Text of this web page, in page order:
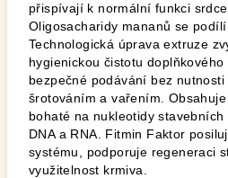
přispívají k normální funkci
Oligosacharidy mananů se
Technologická úprava extruze
hygienickou čistotu
bezpečné podávání bez
šrotováním a vařením.
bohaté na nukleotidy
DNA a RNA. Fitmin Faktor
systému, podporuje regeneraci
využitelnost krmiva.